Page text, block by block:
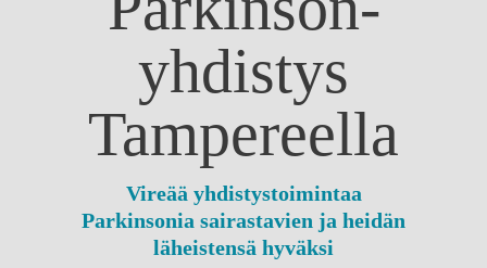
yhdistys
Tampereella
Vireää yhdistystoimintaa
Parkinsonia sairastavien ja heidän
läheistensä hyväksi